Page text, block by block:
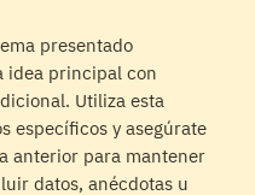
presentado
idea principal con
Utiliza esta
específicos y asegúrate
anterior para mantener
datos, anécdotas u